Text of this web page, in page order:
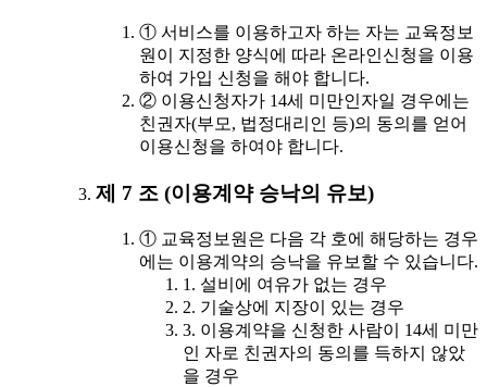
① 서비스를 이용하고자 하는 자는 교육정보
원이 지정한 양식에 따라 온라인신청을 이용
하여 가입 신청을 해야 합니다.
② 이용신청자가 14세 미만인자일 경우에는
친권자(부모, 법정대리인 등)의 동의를 얻어
이용신청을 하여야 합니다.
제 7 조 (이용계약 승낙의 유보)
① 교육정보원은 다음 각 호에 해당하는 경우
에는 이용계약의 승낙을 유보할 수 있습니다.
1. 설비에 여유가 없는 경우
2. 기술상에 지장이 있는 경우
3. 이용계약을 신청한 사람이 14세 미만
인 자로 친권자의 동의를 득하지 않았
을 경우